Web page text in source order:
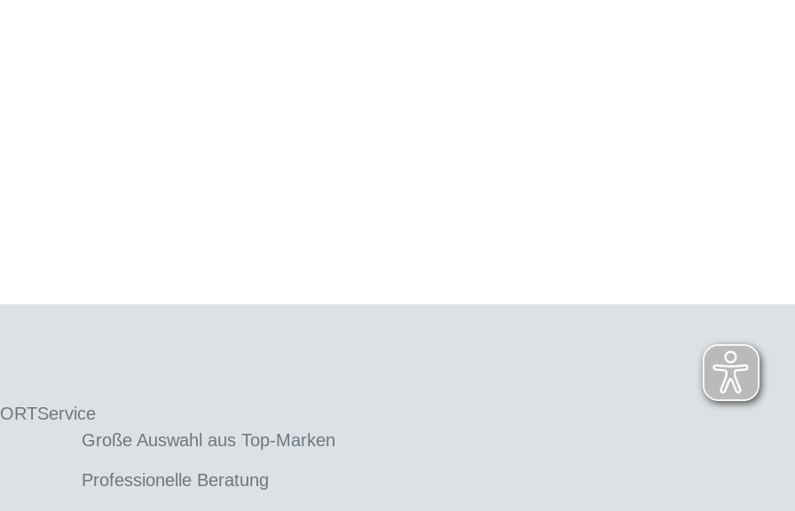
Service
Große Auswahl aus Top-Marken
Professionelle Beratung